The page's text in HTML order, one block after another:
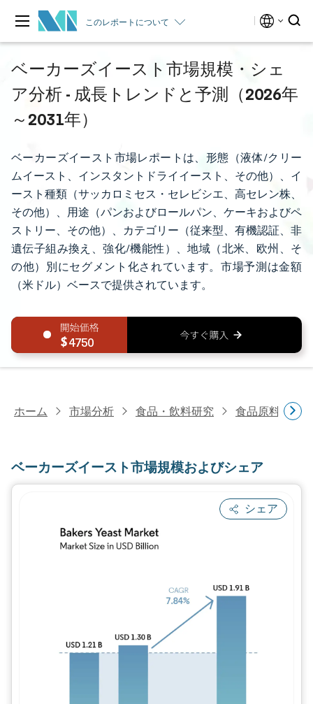
このレポートについて
ベーカーズイースト市場規模・シェ
ア分析 - 成長トレンドと予測（2026年
～2031年）
ベーカーズイースト市場レポートは、形態（液体/クリー
ムイースト、インスタントドライイースト、その他）、イ
ースト種類（サッカロミセス・セレビシエ、高セレン株、
その他）、用途（パンおよびロールパン、ケーキおよびペ
ストリー、その他）、カテゴリー（従来型、有機認証、非
遺伝子組み換え、強化/機能性）、地域（北米、欧州、そ
の他）別にセグメント化されています。市場予測は金額
（米ドル）ベースで提供されています。
4750
ホーム 市場分析 食品・飲料研究 食品原料・食
ベーカーズイースト市場規模およびシェア
シェア